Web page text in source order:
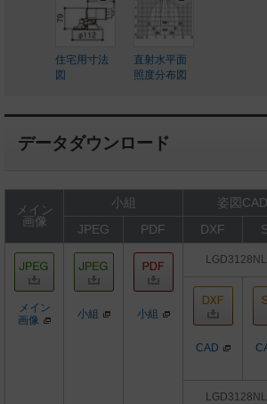
住宅用寸法
図
直射水平面
照度分布図
データダウンロード
メイン
画像
小組 姿図CAD
JPEG PDF DXF
メイン
画像
小組 小組
CAD